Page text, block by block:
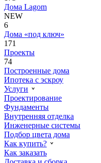
Дома Lagom
NEW
6
Дома «под ключ»
171
Проекты
74
Построенные дома
Ипотека с эскроу
Услуги
Проектирование
Фундаменты
Внутренняя отделка
Инженерные системы
Подбор цвета дома
Как купить?
Как заказать